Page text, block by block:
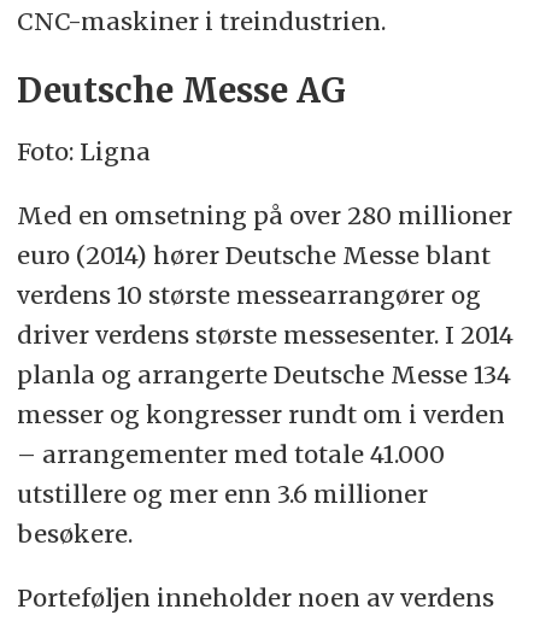
CNC-maskiner i treindustrien.
Deutsche Messe AG
Foto: Ligna
Med en omsetning på over 280 millioner
euro (2014) hører Deutsche Messe blant
verdens 10 største messearrangører og
driver verdens største messesenter. I 2014
planla og arrangerte Deutsche Messe 134
messer og kongresser rundt om i verden
– arrangementer med totale 41.000
utstillere og mer enn 3.6 millioner
besøkere.
Porteføljen inneholder noen av verdens